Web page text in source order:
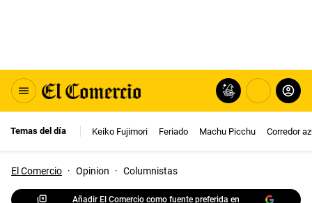
Temas del día Keiko Fujimori Feriado Machu Picchu Corredor
El Comercio · Opinion · Columnistas
Añadir El Comercio como fuente preferida en